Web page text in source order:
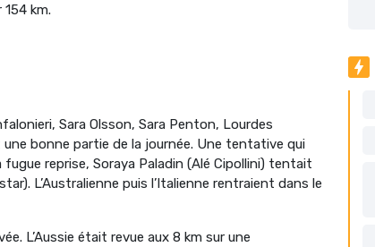
km.
Sara Olsson, Sara Penton, Lourdes
bonne partie de la journée. Une tentative qui
fugue reprise, Soraya Paladin (Alé Cipollini) tentait
L’Australienne puis l’Italienne rentraient dans le
L’Aussie était revue aux 8 km sur une